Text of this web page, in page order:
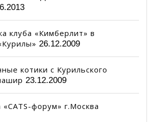
клуба «Кимберлит» в
26.12.2009
котики с Курильского
23.12.2009
«CATS-форум» г.Москва